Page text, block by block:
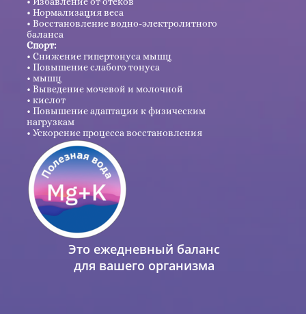
Нормализация веса
Восстановление водно-электролитного
баланса
Спорт:
Снижение гипертонуса мышц
Повышение слабого тонуса
мышц
Выведение мочевой и молочной
кислот
Повышение адаптации к физическим
нагрузкам
Ускорение процесса восстановления
Это ежедневный баланс
для вашего организма